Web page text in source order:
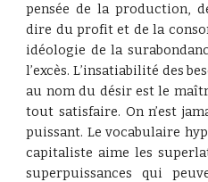
pensée de la production,
dire du profit et de la
idéologie de la
l’excès. L’insatiabilité des
au nom du désir est le
tout satisfaire. On n’est
puissant. Le vocabulaire
capitaliste aime les
superpuissances qui